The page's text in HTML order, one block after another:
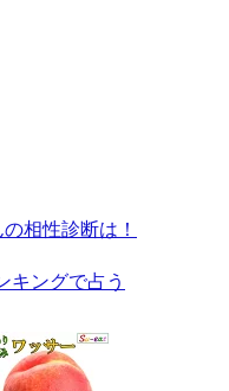
相性診断は！
キングで占う